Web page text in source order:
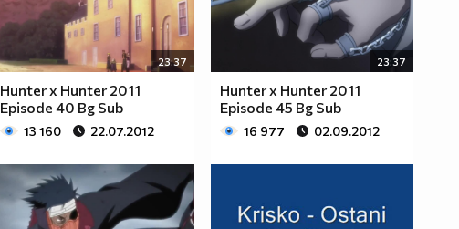
23:37
Hunter x Hunter 2011
Episode 40 Bg Sub
13 160 22.07.2012
23:37
Hunter x Hunter 2011
Episode 45 Bg Sub
16 977 02.09.2012